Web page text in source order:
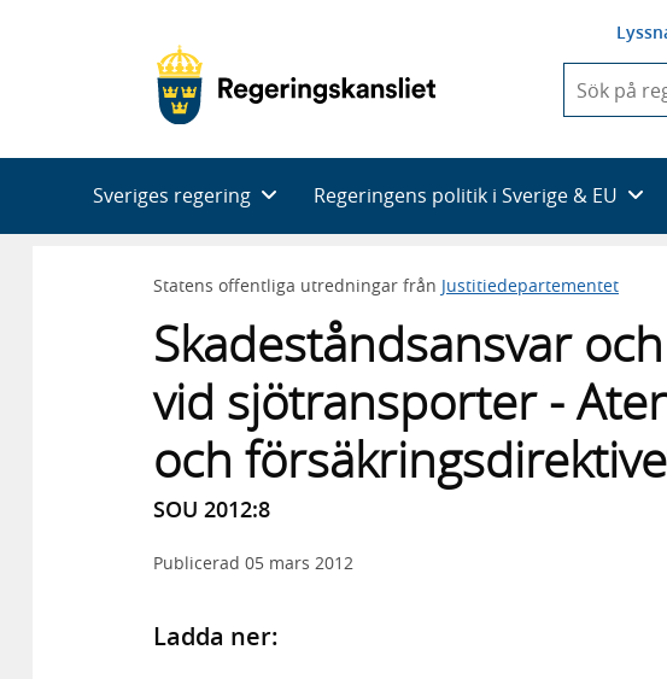
du
skriva
framträder
en
med
Sveriges regering Regeringens politik i Sverige & EU
Statens offentliga utredningar från Justitiedepartementet
Skadeståndsansvar
vid sjötransporter -
och
SOU 2012:8
Publicerad 05 mars 2012
Ladda ner: